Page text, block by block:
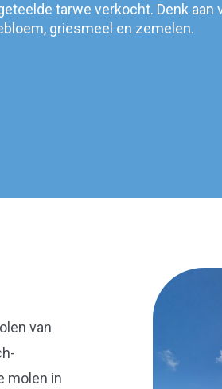
tarwe verkocht. Denk aan
griesmeel en zemelen.
van
molen in